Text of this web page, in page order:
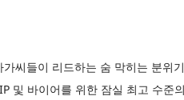
씨들이 리드하는 숨 막히는 분
및 바이어를 위한 잠실 최고 수